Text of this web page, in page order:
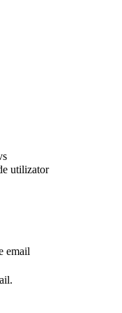
utilizator
email